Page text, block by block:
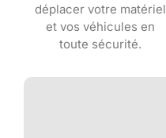
déplacer votre matériel
et vos véhicules en
toute sécurité.